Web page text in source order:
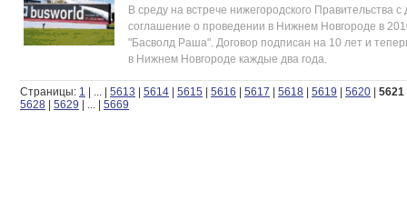
В среду на встрече нижегородского Правительства
соглашение о проведении в Нижнем Новгороде в
"Басволд Раша". Договор подписан на 10 лет и
в Нижнем Новгороде каждые два года.
Страницы: 1 | | 5613 | 5614 | 5615 | 5616 | 5617 | 5618 | 5619 | 5620 | 5621
5628 | 5629 | | 5669